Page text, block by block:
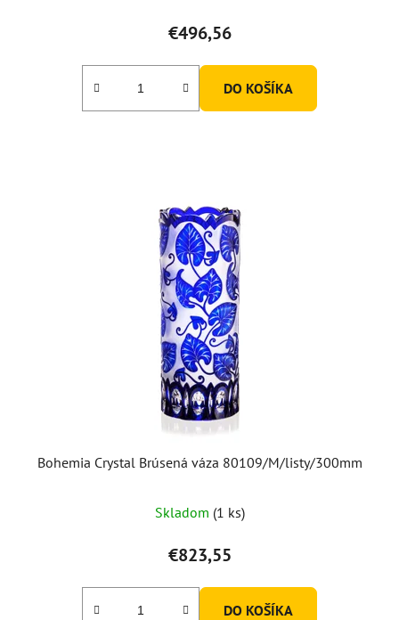
€496,56
DO KOŠÍKA
Bohemia Crystal Brúsená váza 80109/M/listy/300mm
Skladom (1 ks)
€823,55
DO KOŠÍKA